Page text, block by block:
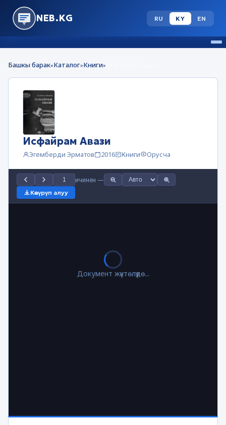
NEB.KG RU KY EN
Башкы барак»Каталог»Книги»
Исфайрам Авази
Эгемберди Эрматов 2016 Книги Орусча
ичинен —
Көчүрүп алуу
Документ жүктөлүүдө...